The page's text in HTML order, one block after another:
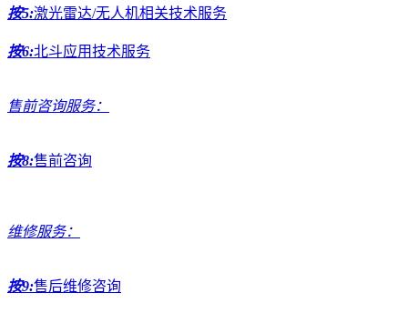
按5:激光雷达/无人机相关技术服务
按6:北斗应用技术服务
售前咨询服务：
按8:售前咨询
维修服务：
按9:售后维修咨询